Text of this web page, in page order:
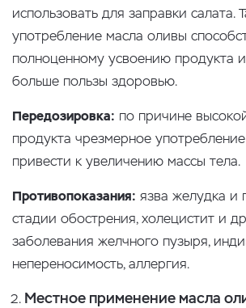
использовать для заправки салата.
употребление масла оливы
полноценному усвоению продукта
больше пользы здоровью.
Передозировка: по причине
продукта чрезмерное
привести к увеличению массы тела.
Противопоказания: язва желудка и
стадии обострения, холецистит и
заболевания желчного пузыря,
непереносимость, аллергия.
Местное применение масла